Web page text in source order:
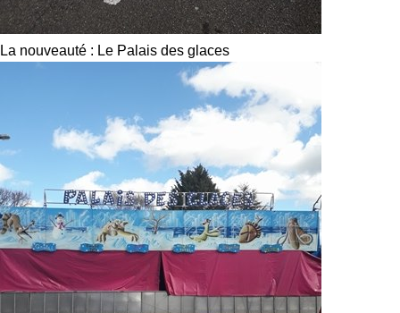
La nouveauté : Le Palais des glaces